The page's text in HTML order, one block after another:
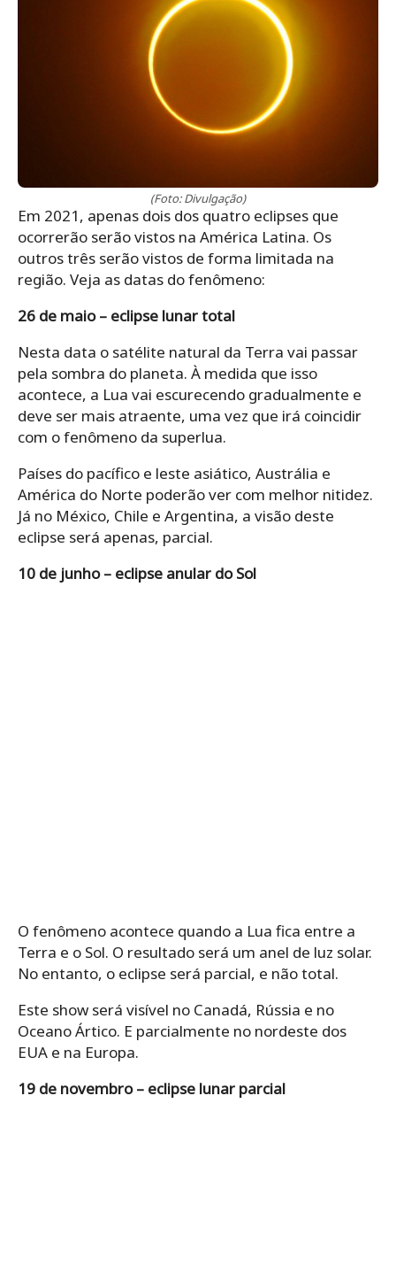
(Foto: Divulgação)
Em 2021, apenas dois dos quatro eclipses que
ocorrerão serão vistos na América Latina. Os
outros três serão vistos de forma limitada na
região. Veja as datas do fenômeno:
26 de maio – eclipse lunar total
Nesta data o satélite natural da Terra vai passar
pela sombra do planeta. À medida que isso
acontece, a Lua vai escurecendo gradualmente e
deve ser mais atraente, uma vez que irá coincidir
com o fenômeno da superlua.
Países do pacífico e leste asiático, Austrália e
América do Norte poderão ver com melhor nitidez.
Já no México, Chile e Argentina, a visão deste
eclipse será apenas, parcial.
10 de junho – eclipse anular do Sol
O fenômeno acontece quando a Lua fica entre a
Terra e o Sol. O resultado será um anel de luz solar.
No entanto, o eclipse será parcial, e não total.
Este show será visível no Canadá, Rússia e no
Oceano Ártico. E parcialmente no nordeste dos
EUA e na Europa.
19 de novembro – eclipse lunar parcial